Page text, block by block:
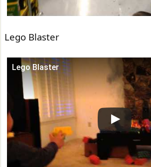
Lego Blaster
Lego Blaster
この動画を YouTube で視聴